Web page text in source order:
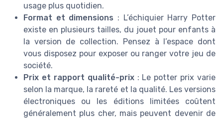
usage plus quotidien.
Format et dimensions : L’échiquier Harry Potter
existe en plusieurs tailles, du jouet pour enfants à
la version de collection. Pensez à l’espace dont
vous disposez pour exposer ou ranger votre jeu de
société.
Prix et rapport qualité-prix: Le potter prix varie
selon la marque, la rareté et la qualité. Les versions
électroniques ou les éditions limitées coûtent
généralement plus cher, mais peuvent devenir de